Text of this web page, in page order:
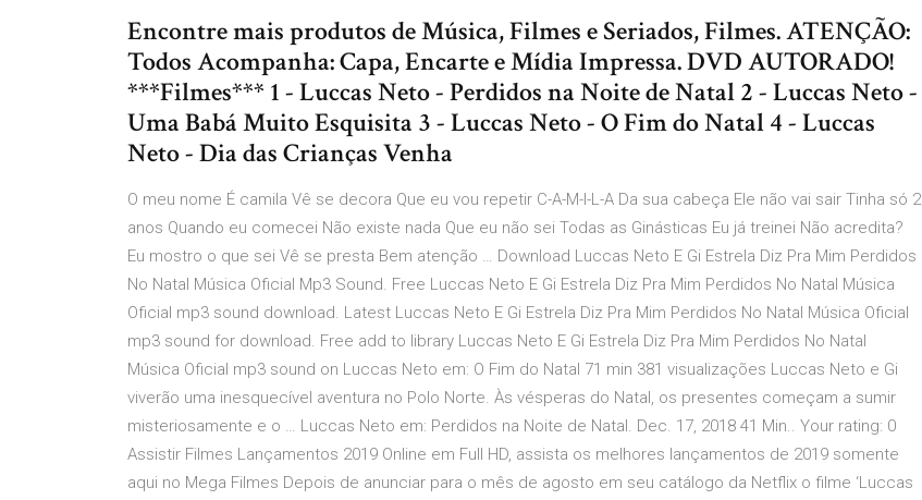
Encontre mais produtos de Música, Filmes e Seriados, Filmes. ATENÇÃO:
Todos Acompanha: Capa, Encarte e Mídia Impressa. DVD AUTORADO!
***Filmes*** 1 - Luccas Neto - Perdidos na Noite de Natal 2 - Luccas Neto -
Uma Babá Muito Esquisita 3 - Luccas Neto - O Fim do Natal 4 - Luccas
Neto - Dia das Crianças Venha
O meu nome É camila Vê se decora Que eu vou repetir C-A-M-I-L-A Da sua cabeça Ele não vai sair Tinha só 2
anos Quando eu comecei Não existe nada Que eu não sei Todas as Ginásticas Eu já treinei Não acredita?
Eu mostro o que sei Vê se presta Bem atenção … Download Luccas Neto E Gi Estrela Diz Pra Mim Perdidos
No Natal Música Oficial Mp3 Sound. Free Luccas Neto E Gi Estrela Diz Pra Mim Perdidos No Natal Música
Oficial mp3 sound download. Latest Luccas Neto E Gi Estrela Diz Pra Mim Perdidos No Natal Música Oficial
mp3 sound for download. Free add to library Luccas Neto E Gi Estrela Diz Pra Mim Perdidos No Natal
Música Oficial mp3 sound on Luccas Neto em: O Fim do Natal 71 min 381 visualizações Luccas Neto e Gi
viverão uma inesquecível aventura no Polo Norte. Às vésperas do Natal, os presentes começam a sumir
misteriosamente e o … Luccas Neto em: Perdidos na Noite de Natal. Dec. 17, 2018 41 Min.. Your rating: 0
Assistir Filmes Lançamentos 2019 Online em Full HD, assista os melhores lançamentos de 2019 somente
aqui no Mega Filmes Depois de anunciar para o mês de agosto em seu catálogo da Netflix o filme ‘Luccas